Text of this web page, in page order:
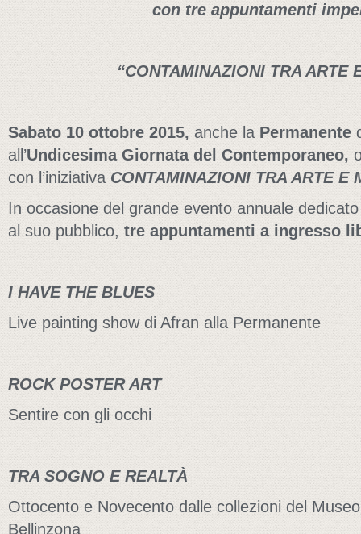
con tre appuntamenti
“CONTAMINAZIONI TRA ARTE
Sabato 10 ottobre 2015, anche la Permanente
all’Undicesima Giornata del Contemporaneo,
con l’iniziativa CONTAMINAZIONI TRA ARTE E
In occasione del grande evento annuale
al suo pubblico, tre appuntamenti a ingresso
I HAVE THE BLUES
Live painting show di Afran alla Permanente
ROCK POSTER ART
Sentire con gli occhi
TRA SOGNO E REALTÀ
Ottocento e Novecento dalle collezioni del
Bellinzona